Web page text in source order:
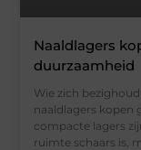
Naaldlagers
duurzaamheid
Wie zich
naaldlagers kopen
compacte lagers
ruimte schaars is,